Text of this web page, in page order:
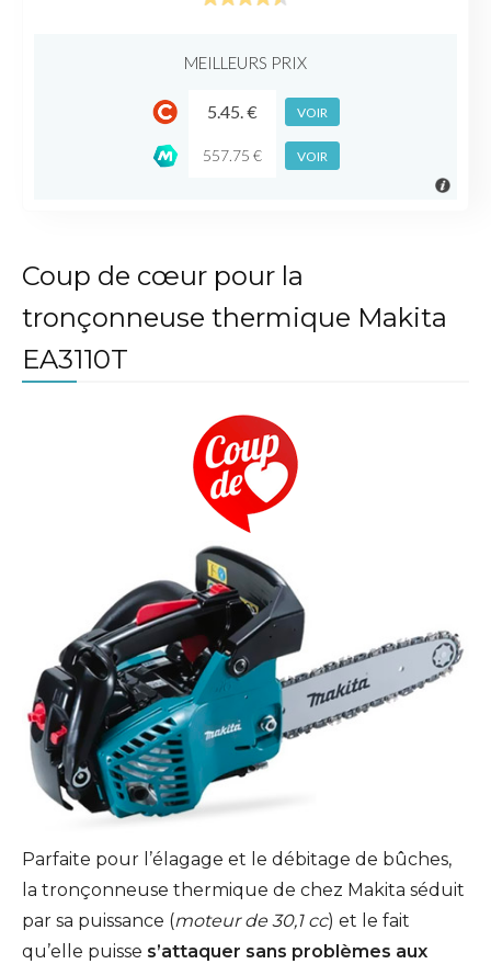
MEILLEURS PRIX
5.45. € VOIR
557.75 € VOIR
Coup de cœur pour la
tronçonneuse thermique Makita
EA3110T
Parfaite pour l’élagage et le débitage de bûches,
la tronçonneuse thermique de chez Makita séduit
par sa puissance (moteur de 30,1 cc) et le fait
qu’elle puisse s’attaquer sans problèmes aux